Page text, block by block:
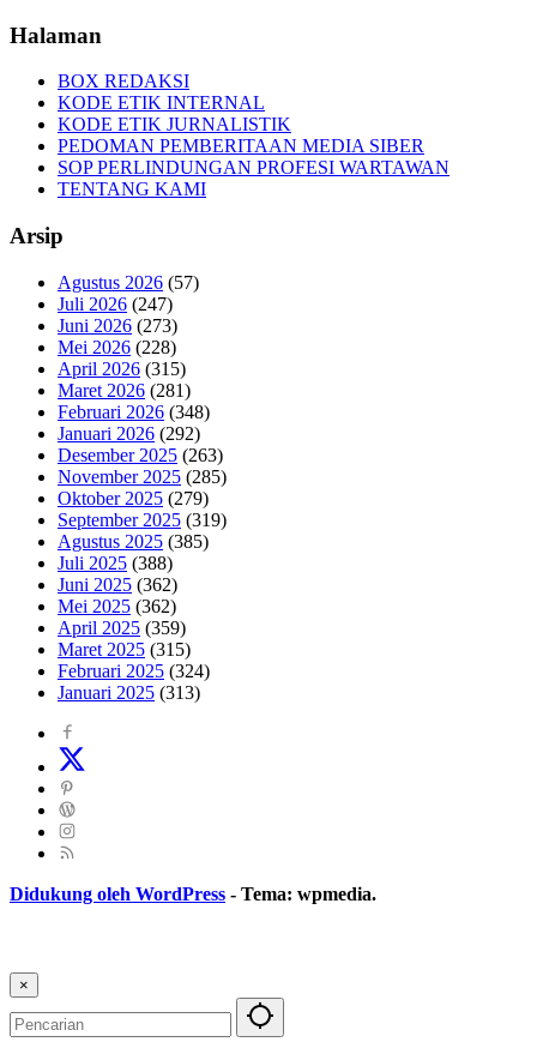
Halaman
BOX REDAKSI
KODE ETIK INTERNAL
KODE ETIK JURNALISTIK
PEDOMAN PEMBERITAAN MEDIA SIBER
SOP PERLINDUNGAN PROFESI WARTAWAN
TENTANG KAMI
Arsip
Agustus 2026 (57)
Juli 2026 (247)
Juni 2026 (273)
Mei 2026 (228)
April 2026 (315)
Maret 2026 (281)
Februari 2026 (348)
Januari 2026 (292)
Desember 2025 (263)
November 2025 (285)
Oktober 2025 (279)
September 2025 (319)
Agustus 2025 (385)
Juli 2025 (388)
Juni 2025 (362)
Mei 2025 (362)
April 2025 (359)
Maret 2025 (315)
Februari 2025 (324)
Januari 2025 (313)
Didukung oleh WordPress - Tema: wpmedia.
×